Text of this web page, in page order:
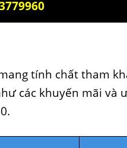
tính chất tham
các khuyến mãi và